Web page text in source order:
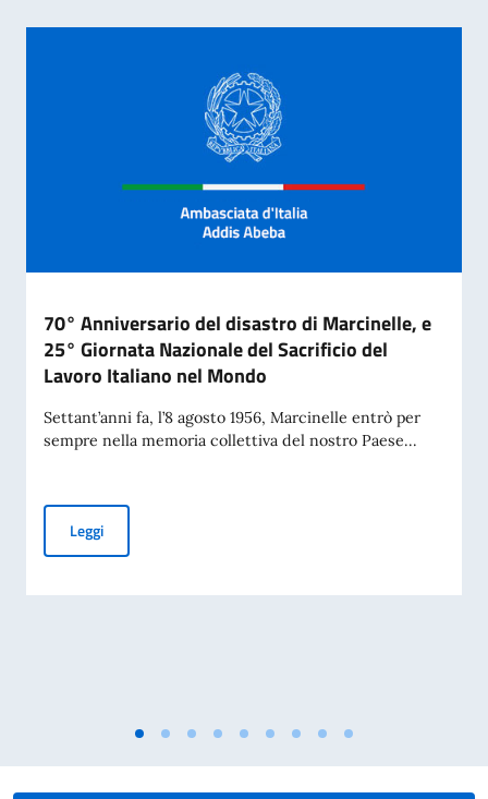
70° Anniversario del disastro di Marcinelle, e
25° Giornata Nazionale del Sacrificio del
Lavoro Italiano nel Mondo
Settant’anni fa, l’8 agosto 1956, Marcinelle entrò per
sempre nella memoria collettiva del nostro Paese...
Leggi70° Anniversario del disastro di Marcinelle, e 25°